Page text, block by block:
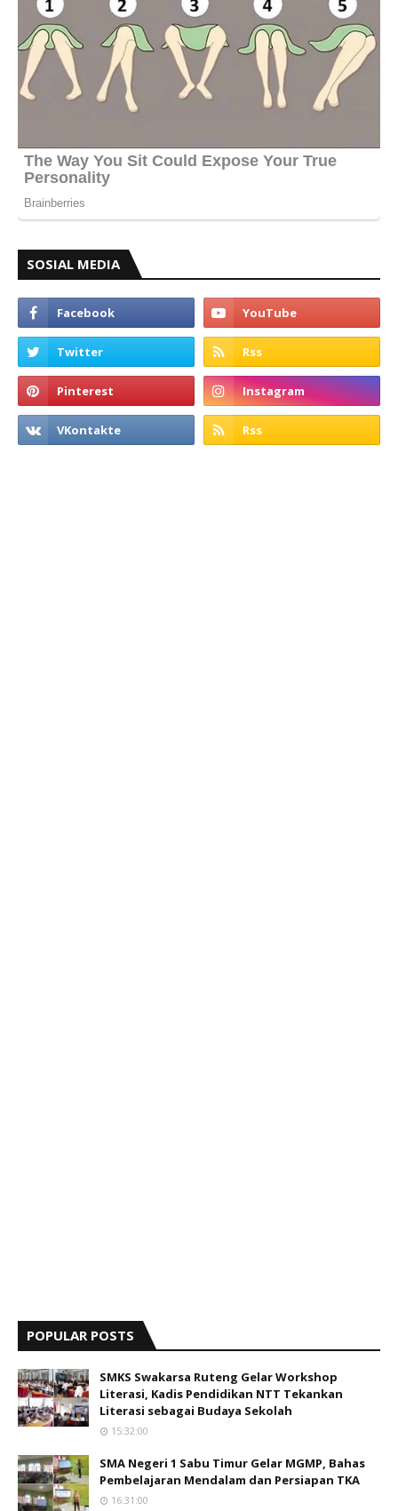
SOSIAL MEDIA
POPULAR POSTS
SMKS Swakarsa Ruteng Gelar Workshop
Literasi, Kadis Pendidikan NTT Tekankan
Literasi sebagai Budaya Sekolah
15:32:00
SMA Negeri 1 Sabu Timur Gelar MGMP, Bahas
Pembelajaran Mendalam dan Persiapan TKA
16:31:00